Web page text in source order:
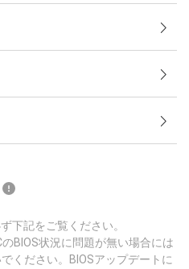
下記をご覧ください。
BIOS状況に問題が無い場合には
ください。BIOSアップデートに